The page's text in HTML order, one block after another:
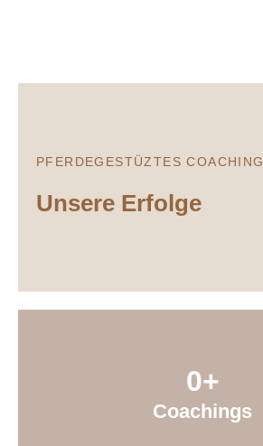
PFERDEGESTÜZTES COACHING
Unsere Erfolge
Coachings
0+